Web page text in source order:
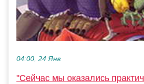
04:00, 24 Янв
"Сейчас мы оказались